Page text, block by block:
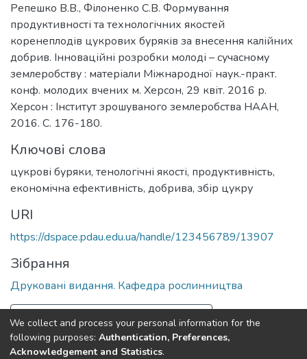
Репешко В.В., Філоненко С.В. Формування
продуктивності та технологічних якостей
коренеплодів цукрових буряків за внесення калійних
добрив. Інноваційні розробки молоді – сучасному
землеробству : матеріали Міжнародної наук.-практ.
конф. молодих вчених м. Херсон, 29 квіт. 2016 р.
Херсон : Інститут зрошуваного землеробства НААН,
2016. С. 176-180.
Ключові слова
цукрові буряки, тенологічні якості, продуктивність,
економічна ефективність, добрива, збір цукру
URI
https://dspace.pdau.edu.ua/handle/123456789/13907
Зібрання
Друковані видання. Кафедра рослинництва
Повна інформація про документ
We collect and process your personal information for the
following purposes: Authentication, Preferences,
Acknowledgement and Statistics.